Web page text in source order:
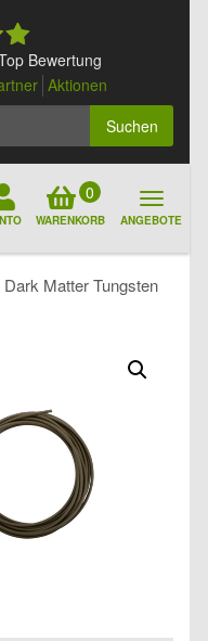
Bewertung
Aktionen
Suchen
0
WARENKORB ANGEBOTE
Matter Tungsten